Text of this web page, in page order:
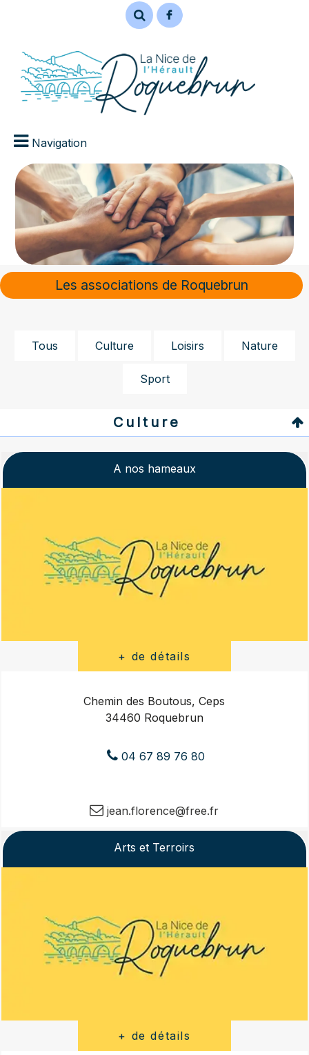
Navigation
Les associations de Roquebrun
Tous Culture Loisirs Nature
Sport
Culture
A nos hameaux
Chemin des Boutous, Ceps
34460 Roquebrun
04 67 89 76 80
jean.florence@free.fr
Arts et Terroirs